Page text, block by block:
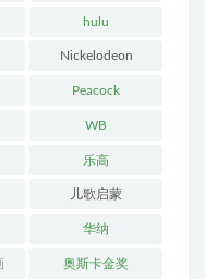
hulu
Nickelodeon
Peacock
WB
乐高
儿歌启蒙
华纳
奥斯卡金奖